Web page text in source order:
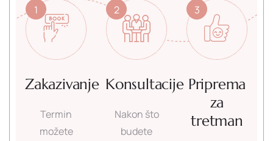
1
Zakazivanje
Termin
možete
2
Konsultacije
Nakon što
budete
3
Priprema
za
tretman